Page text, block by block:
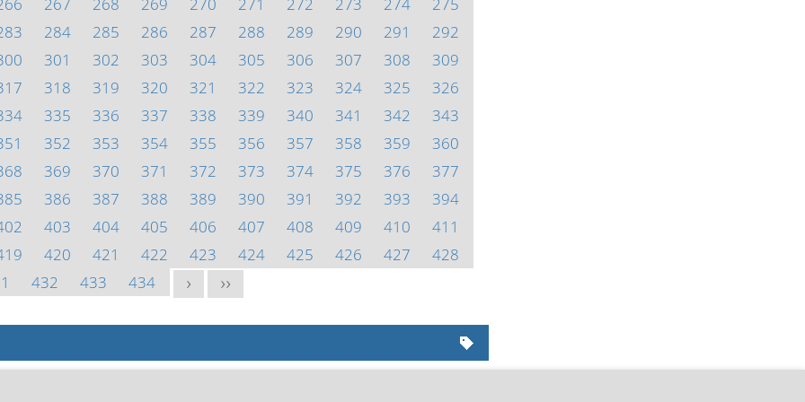
284 285 286 287 288 289 290 291
292
301 302 303 304 305 306 307 308
309
318 319 320 321 322 323 324 325
326
335 336 337 338 339 340 341 342
343
352 353 354 355 356 357 358 359
360
369 370 371 372 373 374 375 376
377
386 387 388 389 390 391 392 393
394
403 404 405 406 407 408 409 410
411
420 421 422 423 424 425 426 427
428
432 433 434 > >>